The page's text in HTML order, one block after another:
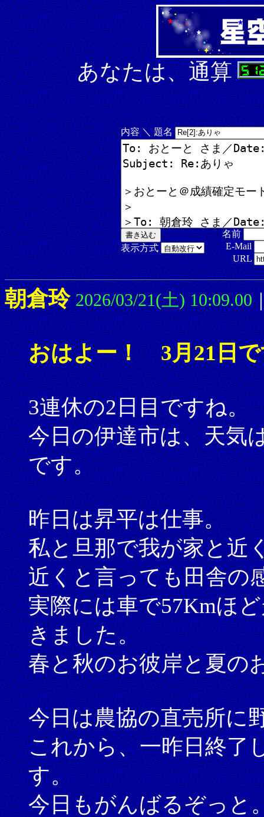
あなたは、通算
内容 ＼ 題名
表示方式
名前
E-Mail
URL
朝倉玲 2026/03/21(土) 10:09.00
おはよー！ 3月21日で
3連休の2日目ですね。
今日の伊達市は、天気
です。
昨日は昇平は仕事。
私と旦那で我が家と近
近くと言っても田舎の
実際には車で57Kmほ
きました。
春と秋のお彼岸と夏の
今日は農協の直売所に
これから、一昨日終了
す。
今日もがんばるぞっと